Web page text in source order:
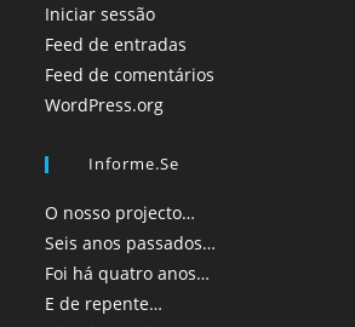
Iniciar sessão
Feed de entradas
Feed de comentários
WordPress.org
Informe.se
O nosso projecto…
Seis anos passados…
Foi há quatro anos…
E de repente…